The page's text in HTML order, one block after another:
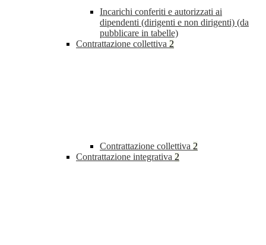
Incarichi conferiti e autorizzati ai
dipendenti (dirigenti e non dirigenti) (da
pubblicare in tabelle)
Contrattazione collettiva 2
Contrattazione collettiva 2
Contrattazione integrativa 2